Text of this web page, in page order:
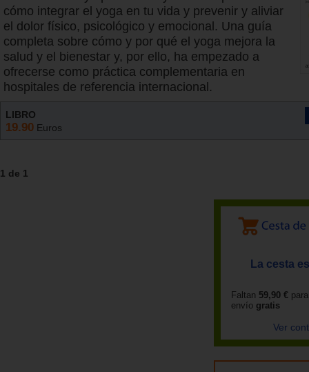
cómo integrar el yoga en tu vida y prevenir y aliviar
el dolor físico, psicológico y emocional. Una guía
completa sobre cómo y por qué el yoga mejora la
salud y el bienestar y, por ello, ha empezado a
ofrecerse como práctica complementaria en
hospitales de referencia internacional.
LIBRO
19.90 Euros
1 de 1
La cesta
Faltan 59,90 €
envío gratis
Ver